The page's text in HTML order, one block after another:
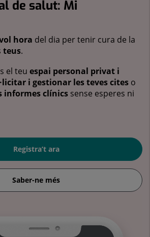
de salut: Mi
hora del dia per tenir cura de la
teus.
el teu espai personal privat i
i gestionar les teves cites o
informes clínics sense esperes ni
Registra’t ara
Saber-ne més